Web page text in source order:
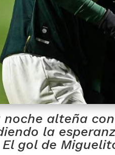
alteña
la
gol de